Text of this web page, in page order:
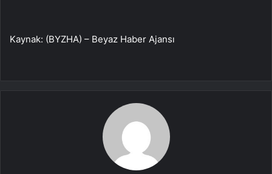
Kaynak: (BYZHA) – Beyaz Haber Ajansı